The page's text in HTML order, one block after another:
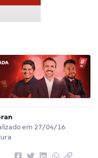
em 27/04/16